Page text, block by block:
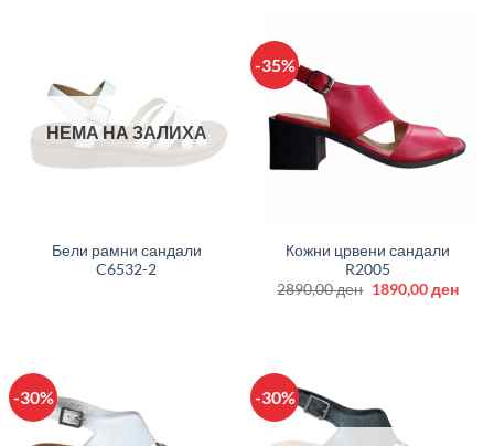
НЕМА НА ЗАЛИХА
Бели рамни сандали
C6532-2
-35%
Кожни црвени сандали
R2005
2890,00ден Original
1890,00ден
-30% -30%